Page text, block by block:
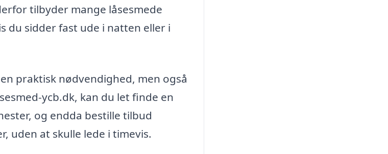
tilbyder mange låsesmede
du sidder fast ude i natten eller i
praktisk nødvendighed, men også
ycb.dk, kan du let finde en
og endda bestille tilbud
uden at skulle lede i timevis.